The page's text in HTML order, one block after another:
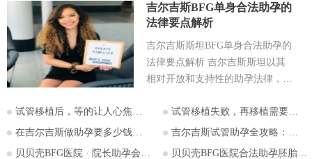
吉尔吉斯BFG单身合法助孕的
法律要点解析
吉尔吉斯斯坦BFG单身合法助孕的
法律要点解析 吉尔吉斯斯坦以其
相对开放和支持性的助孕法律，成
地。特别是对于希望通过助孕实现
为人父母梦想的单身人士，吉尔吉
斯斯坦的法律框架值得深入探讨。
试管移植后，等的让人心焦的胎心和胎芽，何时会出现？
试管移植失败，再移植需要注意哪些？
在吉尔吉斯做助孕要多少钱？2026比什凯克费用全公开，拒绝隐形消费
吉尔吉斯试管助孕全攻略：为什么越来越多的中国家庭选择比什凯克？
贝贝壳BFG医院 · 院长助孕会（济南站）
贝贝壳BFG医院合法助孕胚胎移植流程详解